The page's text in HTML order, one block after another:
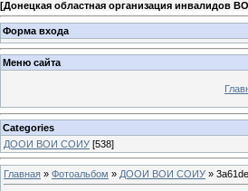
[Донецкая областная организация инвалидов
Форма входа
Меню сайта
Categories
ДООИ ВОИ СОИУ [538]
Главная » Фотоальбом » ДООИ ВОИ СОИУ »